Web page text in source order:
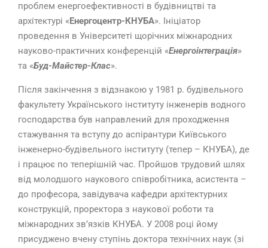
проблем енергоефективності в будівництві та
архітектурі « Енергоцентр-КНУБА». Ініціатор
проведення в Університеті щорічних міжнародних
науково-практичних конференцій «Енергоінтеграція»
та «Буд-Майстер-Клас».
Після закінчення з відзнакою у 1981 р. будівельного
факультету Українського інституту інженерів водного
господарства був направлений для проходження
стажування та вступу до аспірантури Київського
інженерно-будівельного інституту (тепер – КНУБА), де
і працює по теперішній час. Пройшов трудовий шлях
від молодшого наукового співробітника, асистента –
до професора, завідувача кафедри архітектурних
конструкцій, проректора з наукової роботи та
міжнародних зв’язків КНУБА. У 2008 році йому
присуджено вчену ступінь доктора технічних наук (зі